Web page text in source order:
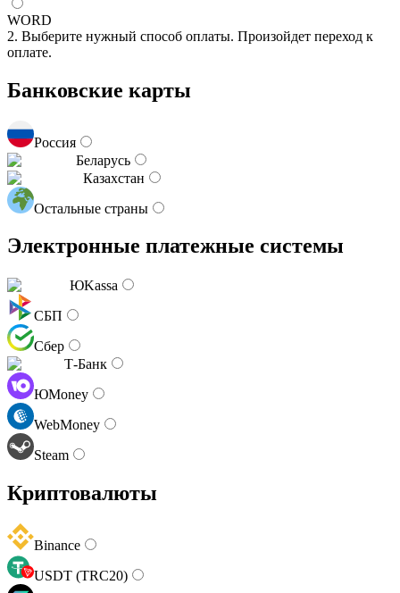
WORD
2. Выберите нужный способ оплаты. Произойдет переход к
оплате.
Банковские карты
Россия
Беларусь
Казахстан
Остальные страны
Электронные платежные системы
ЮKassa
СБП
Сбер
Т-Банк
ЮMoney
WebMoney
Steam
Криптовалюты
Binance
USDT (TRC20)